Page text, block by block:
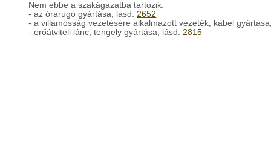
Nem ebbe a szakágazatba tartozik:
- az órarugó gyártása, lásd:2652
- a villamosság vezetésére alkalmazott vezeték, kábel
- erőátviteli lánc, tengely gyártása, lásd:2815